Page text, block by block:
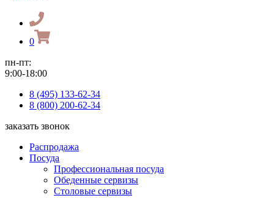
0
пн-пт:
9:00-18:00
8 (495) 133-62-34
8 (800) 200-62-34
заказать звонок
Распродажа
Посуда
Профессиональная посуда
Обеденные сервизы
Столовые сервизы